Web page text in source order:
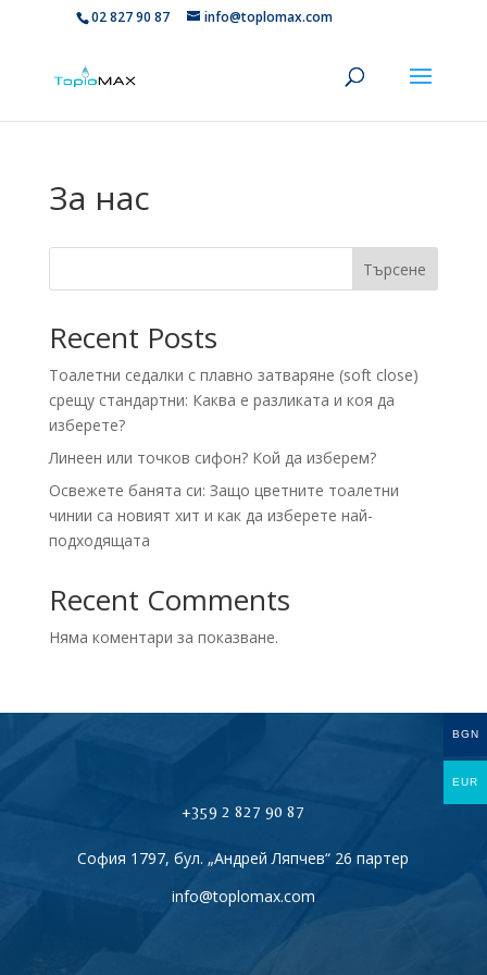
02 827 90 87 info@toplomax.com
За нас
Търсене
Recent Posts
Тоалетни седалки с плавно затваряне (soft close)
срещу стандартни: Каква е разликата и коя да
изберете?
Линеен или точков сифон? Кой да изберем?
Освежете банята си: Защо цветните тоалетни
чинии са новият хит и как да изберете най-
подходящата
Recent Comments
Няма коментари за показване.
+359 2 827 90 87
София 1797, бул. „Андрей Ляпчев“ 26 партер
info@toplomax.com
BGN
EUR